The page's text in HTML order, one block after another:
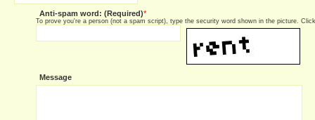
Anti-spam word: (Required)*
To prove you're a person (not a spam script), type the security word shown in the picture.
Message